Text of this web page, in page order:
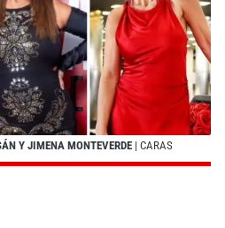
Y JIMENA MONTEVERDE | CARAS